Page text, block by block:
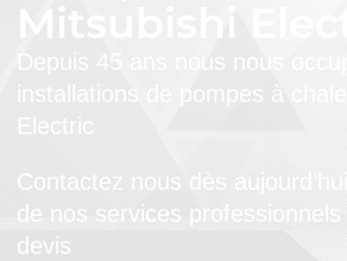
Depuis 45 ans nous nous
installations de pompes à
Electric
Contactez nous dès
de nos services professionnels
devis